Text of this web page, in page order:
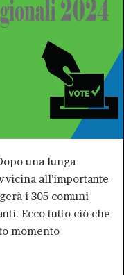
una lunga
all’importante
i 305 comuni
Ecco tutto ciò che
momento